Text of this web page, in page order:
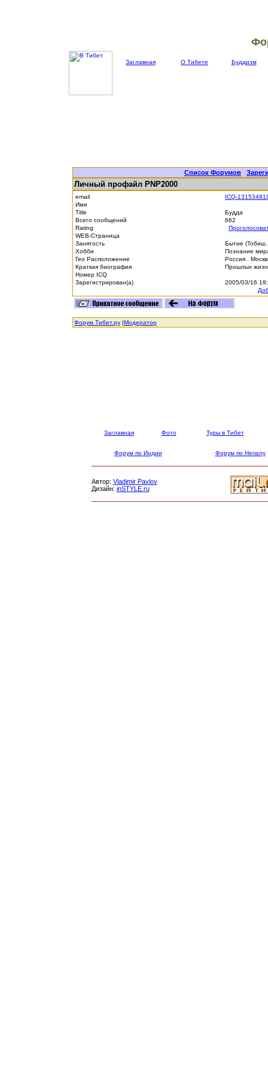
Заглавная О Тибете Буддизм
Список Форумов |
Личный профайл PNP2000
email
ICQ-
Имя
Title
Будда
Всего сообщений
662
Rating
WEB-Страница
Занятость
Бытие
Хобби
Познание
Гео Расположение
Россия .
Краткая биография
Прошлых
Номер ICQ
Зарегистрирован(а)
2005/03/16
Форум Тибет.ру |Модератор
Заглавная Фото Туры в Тибет
Форум по Индии Форум по Непалу
Автор: Vladimir Pavlov
Дизайн: inSTYLE.ru